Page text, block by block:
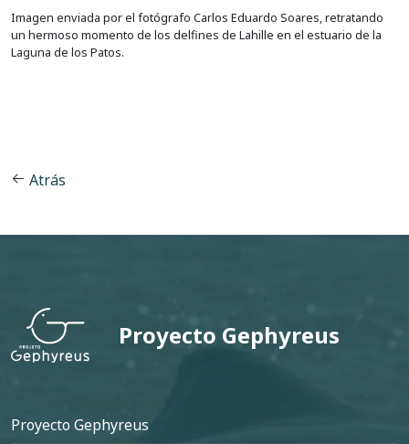
Imagen enviada por el fotógrafo Carlos Eduardo Soares, retratando
un hermoso momento de los delfines de Lahille en el estuario de la
Laguna de los Patos.
Atrás
Proyecto Gephyreus
Pie de página
Proyecto Gephyreus